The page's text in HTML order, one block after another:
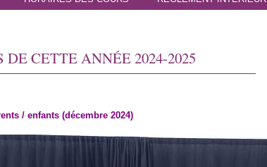
CETTE ANNÉE 2024-2025
/ enfants (décembre 2024)